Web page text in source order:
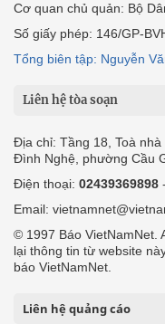
Cơ quan chủ quản: Bộ
Số giấy phép: 146/GP-
Tổng biên tập: Nguyễn
Liên hệ tòa soạn
Địa chỉ: Tầng 18, Toà
Đình Nghệ, phường Cầu
Điện thoại: 02439369898
Email:
© 1997 Báo VietNamNet.
lại thông tin từ website
báo VietNamNet.
Liên hệ quảng cáo